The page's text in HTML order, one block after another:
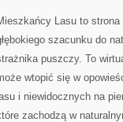
Lasu to
szacunku do
puszczy. To
wtopić się w
i niewidocznych na
zachodzą w